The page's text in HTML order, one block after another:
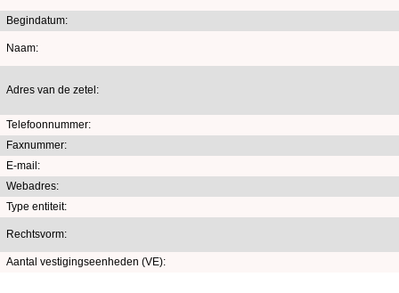
Begindatum:
Naam:
Adres van de zetel:
Telefoonnummer:
Faxnummer:
E-mail:
Webadres:
Type entiteit:
Rechtsvorm:
Aantal vestigingseenheden (VE):